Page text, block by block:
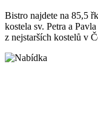
Bistro najdete na 85,5
kostela sv. Petra a
z nejstarších kostelů v